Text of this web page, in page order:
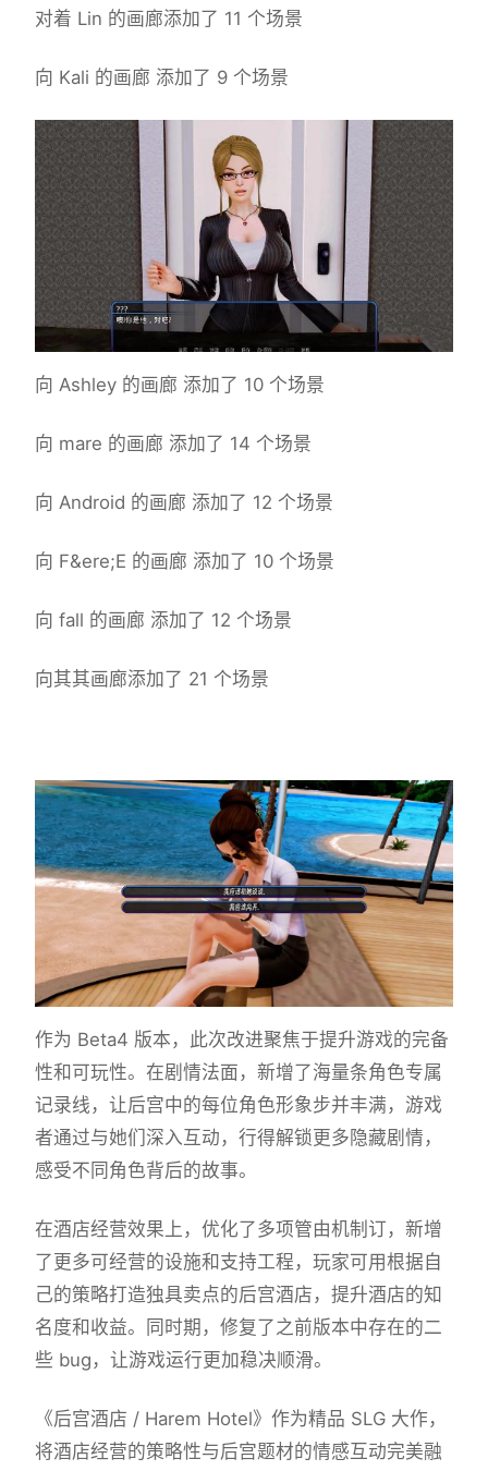
对着 Lin 的画廊添加了 11 个场景
向 Kali 的画廊 添加了 9 个场景
向 Ashley 的画廊 添加了 10 个场景
向 mare 的画廊 添加了 14 个场景
向 Android 的画廊 添加了 12 个场景
向 F&ere;E 的画廊 添加了 10 个场景
向 fall 的画廊 添加了 12 个场景
向其其画廊添加了 21 个场景
作为 Beta4 版本，此次改进聚焦于提升游戏的完备
性和可玩性。在剧情法面，新增了海量条角色专属
记录线，让后宫中的每位角色形象步并丰满，游戏
者通过与她们深入互动，行得解锁更多隐藏剧情，
感受不同角色背后的故事。
在酒店经营效果上，优化了多项管由机制订，新增
了更多可经营的设施和支持工程，玩家可用根据自
己的策略打造独具卖点的后宫酒店，提升酒店的知
名度和收益。同时期，修复了之前版本中存在的二
些 bug，让游戏运行更加稳决顺滑。
《后宫酒店 / Harem Hotel》作为精品 SLG 大作，
将酒店经营的策略性与后宫题材的情感互动完美融